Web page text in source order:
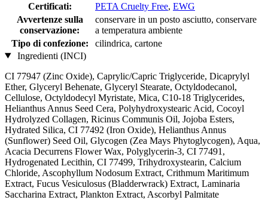
Certificati:
PETA Cruelty Free, EWG
Avvertenze sulla
conservazione:
conservare in un posto asciutto, conservare
a temperatura ambiente
Tipo di confezione:
cilindrica, cartone
Ingredienti (INCI)
CI 77947 (Zinc Oxide), Caprylic/Capric Triglyceride, Dicaprylyl
Ether, Glyceryl Behenate, Glyceryl Stearate, Octyldodecanol,
Cellulose, Octyldodecyl Myristate, Mica, C10-18 Triglycerides,
Helianthus Annus Seed Cera, Polyhydroxystearic Acid, Cocoyl
Hydrolyzed Collagen, Ricinus Communis Oil, Jojoba Esters,
Hydrated Silica, CI 77492 (Iron Oxide), Helianthus Annus
(Sunflower) Seed Oil, Glycogen (Zea Mays Phytoglycogen), Aqua,
Acacia Decurrens Flower Wax, Polyglycerin-3, CI 77491,
Hydrogenated Lecithin, CI 77499, Trihydroxystearin, Calcium
Chloride, Ascophyllum Nodosum Extract, Crithmum Maritimum
Extract, Fucus Vesiculosus (Bladderwrack) Extract, Laminaria
Saccharina Extract, Plankton Extract, Ascorbyl Palmitate